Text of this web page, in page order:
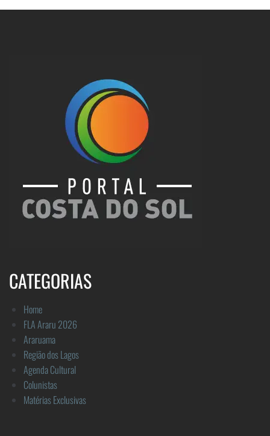
CATEGORIAS
Home
FLA Araru 2026
Araruama
Região dos Lagos
Agenda Cultural
Colunistas
Matérias Exclusivas